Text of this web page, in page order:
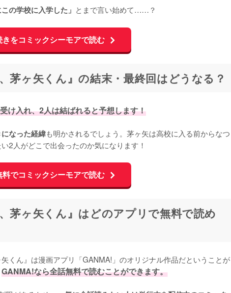
の学校に入学した」 とまで言い始めて……？
きをコミックシーモアで読む
茅ヶ矢くん』の結末・最終回はどうなる？
け入れ、2人は結ばれると予想します！
なった経緯も明かされるでしょう。茅ヶ矢は高校に入る前からなつ
2人がどこで出会ったのか気になります！
料でコミックシーモアで読む
茅ヶ矢くん』はどのアプリで無料で読め
くん』は漫画アプリ「GANMA!」のオリジナル作品だということが
GANMA!なら全話無料で読むことができます。